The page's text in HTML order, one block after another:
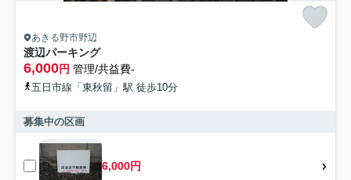
あきる野市野辺
渡辺パーキング
6,000円 管理/共益費-
五日市線「東秋留」駅 徒歩10分
募集中の区画
6,000円